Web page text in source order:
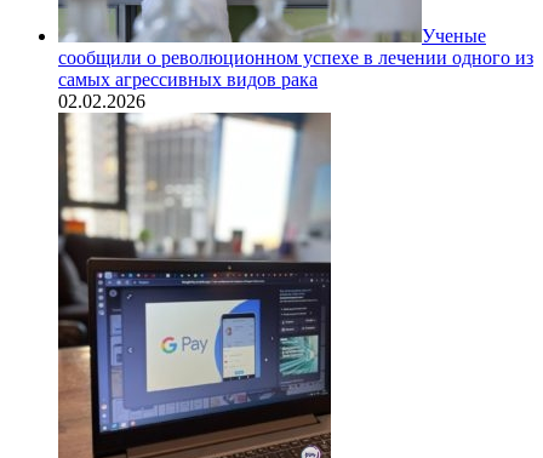
Ученые
сообщили о революционном успехе в лечении одного из
самых агрессивных видов рака
02.02.2026